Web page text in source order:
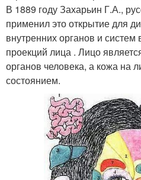
В 1889 году Захарьин Г.А.,
применил это открытие для
внутренних органов и
проекций лица . Лицо
органов человека, а кожа на
состоянием.